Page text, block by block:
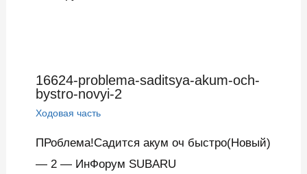
16624-problema-saditsya-akum-och-
bystro-novyi-2
Ходовая часть
ПРоблема!Садится акум оч быстро(Новый)
— 2 — ИнФорум SUBARU